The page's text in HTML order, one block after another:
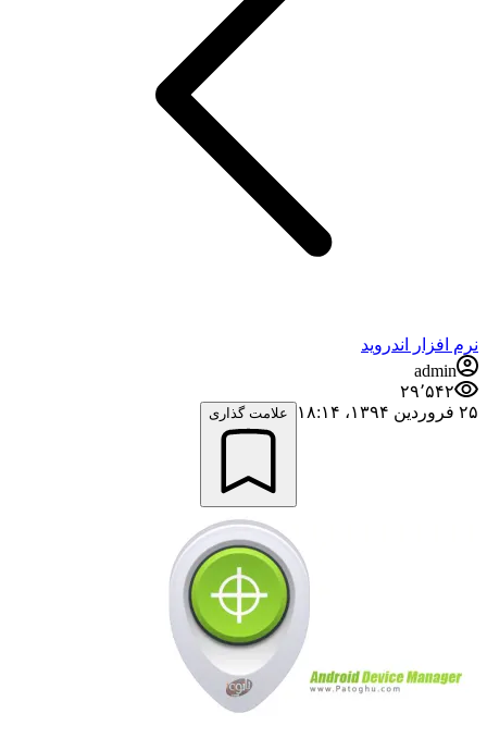
نرم افزار اندروید
admin
۲۹٬۵۴۲
۲۵ فروردین ۱۳۹۴،‏ ۱۸:۱۴
علامت گذاری